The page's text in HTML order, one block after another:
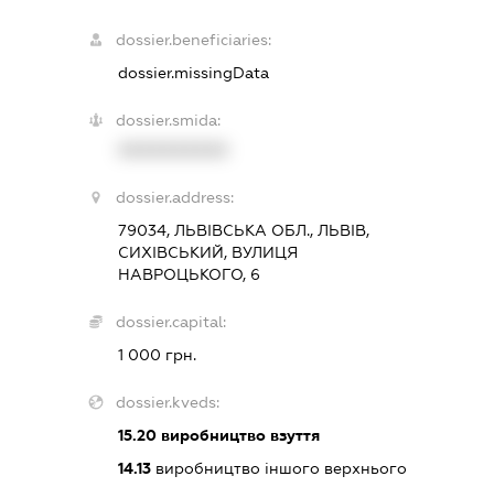
dossier.beneficiaries:
dossier.missingData
dossier.smida:
dossier.address:
79034, ЛЬВІВСЬКА ОБЛ., ЛЬВІВ,
СИХІВСЬКИЙ, ВУЛИЦЯ
НАВРОЦЬКОГО, 6
dossier.capital:
1 000 грн.
dossier.kveds:
15.20виробництво взуття
14.13виробництво іншого верхнього